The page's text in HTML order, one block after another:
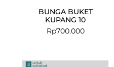
BUNGA BUKET
KUPANG 10
Rp700.000